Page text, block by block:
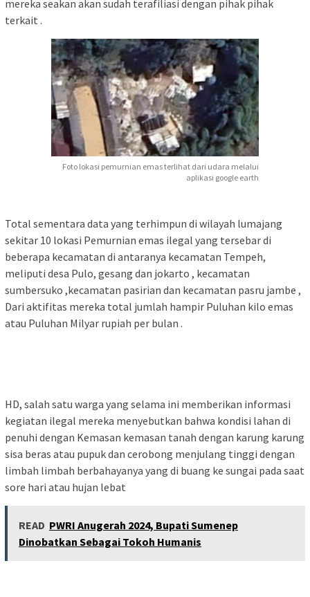
mereka seakan akan sudah terafiliasi dengan pihak pihak
terkait .
Foto lokasi pemurnian emas terlihat dari udara melalui
aplikasi google earth
Total sementara data yang terhimpun di wilayah lumajang
sekitar 10 lokasi Pemurnian emas ilegal yang tersebar di
beberapa kecamatan di antaranya kecamatan Tempeh,
meliputi desa Pulo, gesang dan jokarto , kecamatan
sumbersuko ,kecamatan pasirian dan kecamatan pasru jambe ,
Dari aktifitas mereka total jumlah hampir Puluhan kilo emas
atau Puluhan Milyar rupiah per bulan .
HD, salah satu warga yang selama ini memberikan informasi
kegiatan ilegal mereka menyebutkan bahwa kondisi lahan di
penuhi dengan Kemasan kemasan tanah dengan karung karung
sisa beras atau pupuk dan cerobong menjulang tinggi dengan
limbah limbah berbahayanya yang di buang ke sungai pada saat
sore hari atau hujan lebat
READ PWRI Anugerah 2024, Bupati Sumenep
Dinobatkan Sebagai Tokoh Humanis